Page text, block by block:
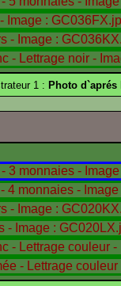
1 : Photo d`aprés